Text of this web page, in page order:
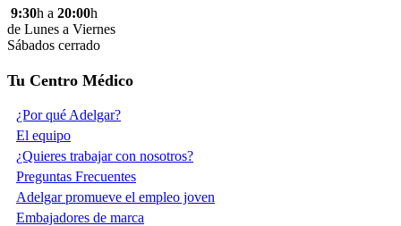
9:30h a 20:00h
de Lunes a Viernes
Sábados cerrado
Tu Centro Médico
¿Por qué Adelgar?
El equipo
¿Quieres trabajar con nosotros?
Preguntas Frecuentes
Adelgar promueve el empleo joven
Embajadores de marca